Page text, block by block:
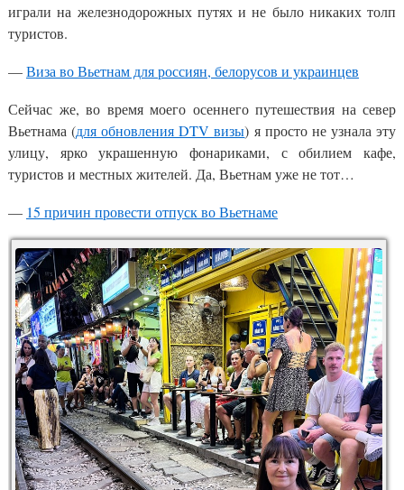
играли на железнодорожных путях и не было никаких толп
туристов.
—Виза во Вьетнам для россиян, белорусов и украинцев
Сейчас же, во время моего осеннего путешествия на север
Вьетнама (для обновления DTV визы) я просто не узнала эту
улицу, ярко украшенную фонариками, с обилием кафе,
туристов и местных жителей. Да, Вьетнам уже не тот…
— 15 причин провести отпуск во Вьетнаме